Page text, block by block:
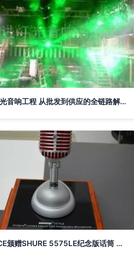
专业舞台灯光音响工程 从批发到供应的全链路解决方案
锐声荣获ACE颁赠SHURE 5575LE纪念版话筒 传承行业经典，共谱音响新篇